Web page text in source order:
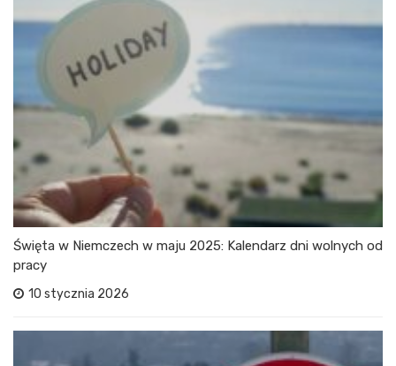
Święta w Niemczech w maju 2025: Kalendarz dni wolnych od
pracy
10 stycznia 2026